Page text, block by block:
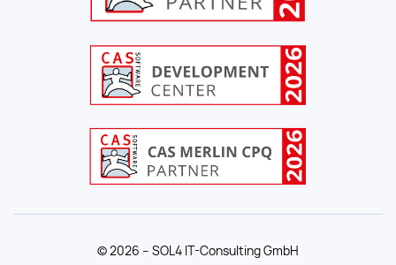
© 2026 – SOL4 IT-Consulting GmbH